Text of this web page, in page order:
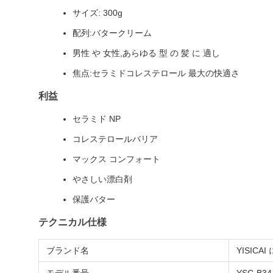
サイズ: 300g
配列:バタークリーム
男性 や 女性,あらゆる 型 の 髪 に 適し
焦点:セラミドコレステロール 最大の快適さ
利益
セラミド NP
コレステロールバリア
マックス コンフォート
やさしい漂白剤
保護バター
テクニカル仕様
ブランド名 YISICAI